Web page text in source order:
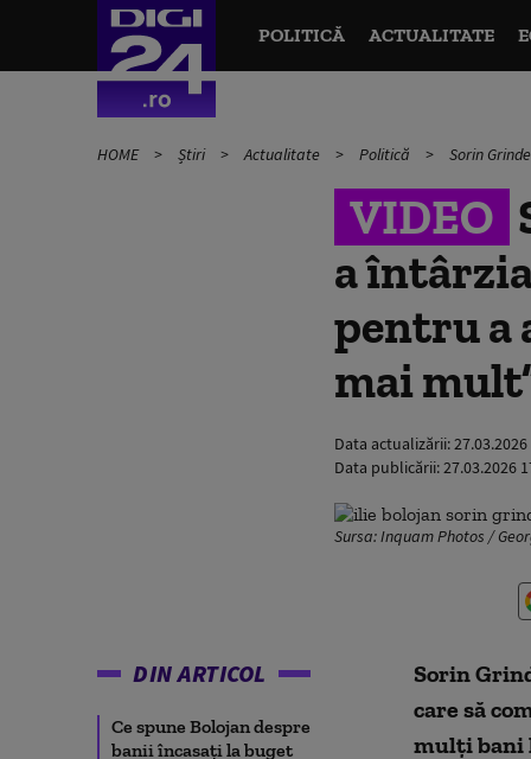
POLITICĂ ACTUALITATE
HOME Știri Actualitate Politică Sorin
VIDEO
a
pentru a
mai
Data actualizării:
Data publicării:27.03.2026
Sursa: Inquam Photos /
DIN ARTICOL
Ce spune Bolojan despre
banii încasați la buget
Sorin
care să
mulți bani